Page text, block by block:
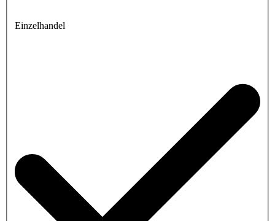
Einzelhandel